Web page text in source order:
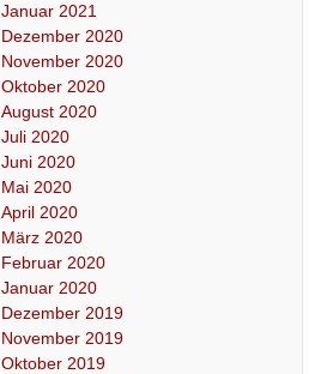
Januar 2021
Dezember 2020
November 2020
Oktober 2020
August 2020
Juli 2020
Juni 2020
Mai 2020
April 2020
März 2020
Februar 2020
Januar 2020
Dezember 2019
November 2019
Oktober 2019